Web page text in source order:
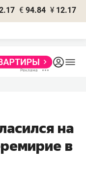
€ 94.84 ¥ 12.17
на
в